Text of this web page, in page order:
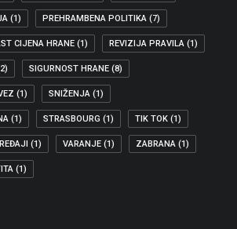
(1) PREHRAMBENA POLITIKA (7)
CIJENA HRANE (1) REVIZIJA PRAVILA (1)
SIGURNOST HRANE (8)
(1) SNIŽENJA (1)
(1) STRASBOURG (1) TIK TOK (1)
(1) VARANJE (1) ZABRANA (1)
(1)